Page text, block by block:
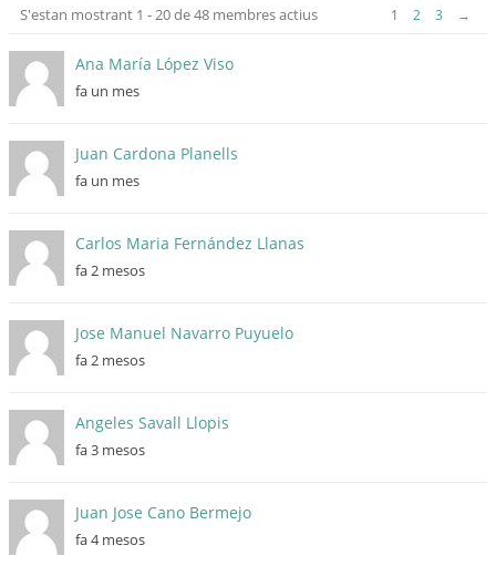
Directori
de
membres
S'estan mostrant 1 - 20 de 48 membres actius 1 2 3 →
Ana María López Viso
fa un mes
Juan Cardona Planells
fa un mes
Carlos Maria Fernández Llanas
fa 2 mesos
Jose Manuel Navarro Puyuelo
fa 2 mesos
Angeles Savall Llopis
fa 3 mesos
Juan Jose Cano Bermejo
fa 4 mesos